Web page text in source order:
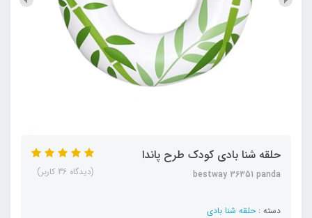
حلقه شنا بادی کودک طرح پاندا
bestway 36351 panda
دسته : حلقه شنا بادی
(دیدگاه 36 کاربر)